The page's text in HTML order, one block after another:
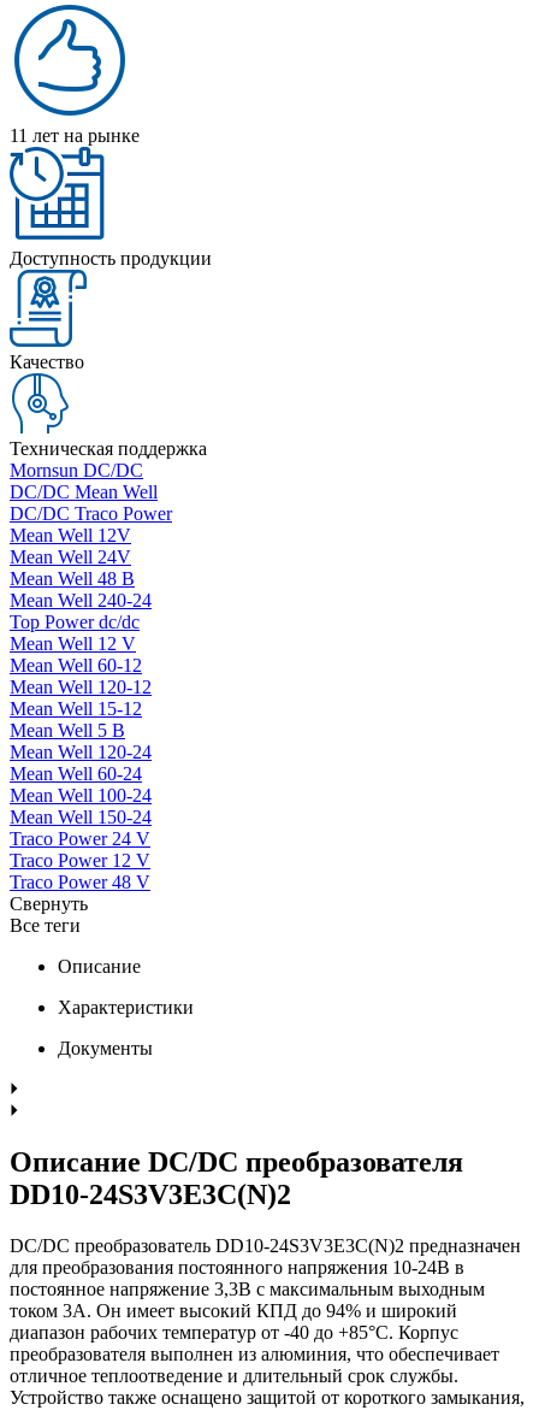
11 лет на рынке
Доступность продукции
Качество
Техническая поддержка
Mornsun DC/DC
DC/DC Mean Well
DC/DC Traco Power
Mean Well 12V
Mean Well 24V
Mean Well 48 В
Mean Well 240-24
Top Power dc/dc
Mean Well 12 V
Mean Well 60-12
Mean Well 120-12
Mean Well 15-12
Mean Well 5 В
Mean Well 120-24
Mean Well 60-24
Mean Well 100-24
Mean Well 150-24
Traco Power 24 V
Traco Power 12 V
Traco Power 48 V
Свернуть
Все теги
Описание
Характеристики
Документы
Описание DC/DC преобразователя
DD10-24S3V3E3C(N)2
DC/DC преобразователь DD10-24S3V3E3C(N)2 предназначен
для преобразования постоянного напряжения 10-24В в
постоянное напряжение 3,3В с максимальным выходным
током 3А. Он имеет высокий КПД до 94% и широкий
диапазон рабочих температур от -40 до +85°C. Корпус
преобразователя выполнен из алюминия, что обеспечивает
отличное теплоотведение и длительный срок службы.
Устройство также оснащено защитой от короткого замыкания,